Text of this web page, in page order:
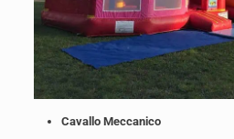
Cavallo Meccanico